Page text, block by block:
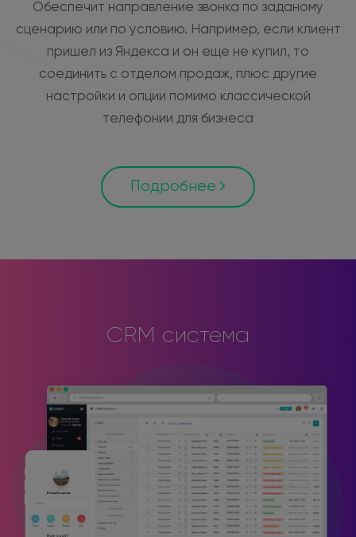
Обеспечит направление звонка по заданому
сценарию или по условию. Например, если клиент
пришел из Яндекса и он еще не купил, то
соединить с отделом продаж, плюс другие
настройки и опции помимо классической
телефонии для бизнеса
Подробнее
CRM система